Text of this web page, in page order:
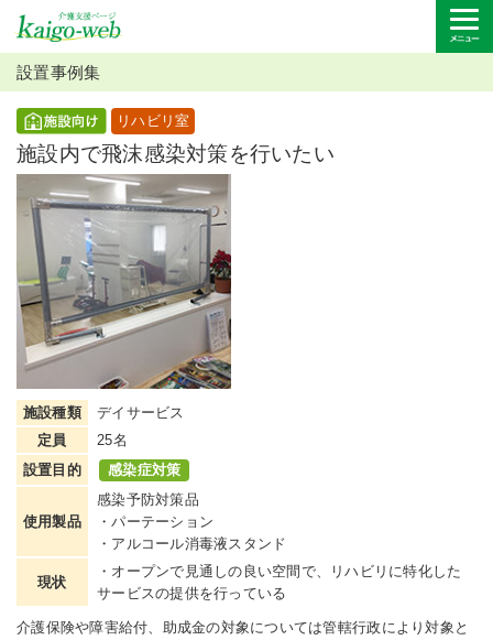
設置事例集
リハビリ室
施設内で飛沫感染対策を行いたい
施設種類
デイサービス
定員
25名
設置目的
感染症対策
使用製品
感染予防対策品
・パーテーション
・アルコール消毒液スタンド
現状
・オープンで見通しの良い空間で、リハビリに特化した
サービスの提供を行っている
介護保険や障害給付、助成金の対象については管轄行政により対象と